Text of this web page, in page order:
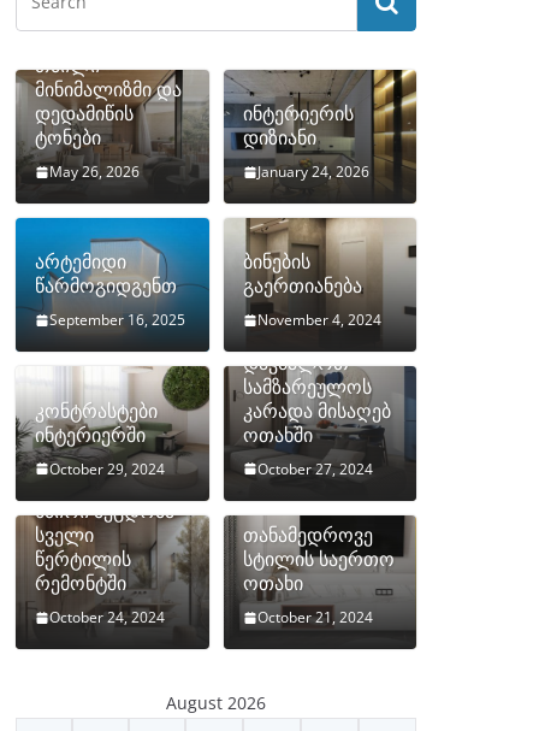
თბილი
მინიმალიზმი და
დედამიწის
ტონები
May 26, 2026
ინტერიერის
დიზიანი
January 24, 2026
არტემიდი
წარმოგიდგენთ
September 16, 2025
ბინების
გაერთიანება
November 4, 2024
კონტრასტები
ინტერიერში
October 29, 2024
როგორ
დავმალოთ
სამზარეულოს
კარადა მისაღებ
ოთახში
October 27, 2024
ხშირი შეცდომა
სველი
წერტილის
რემონტში
October 24, 2024
თანამედროვე
სტილის საერთო
ოთახი
October 21, 2024
August 2026